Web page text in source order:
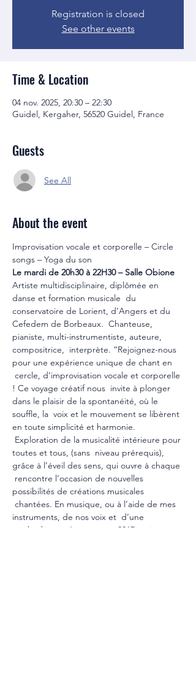
Registration is closed
See other events
Time & Location
04 nov. 2025, 20:30 – 22:30
Guidel, Kergaher, 56520 Guidel, France
Guests
See All
About the event
Improvisation vocale et corporelle – Circle
songs – Yoga du son
Le mardi de 20h30 à 22H30 – Salle Obione
Artiste multidisciplinaire, diplômée en
danse et formation musicale  du
conservatoire de Lorient, d’Angers et du
Cefedem de Borbeaux.  Chanteuse,
pianiste, multi-instrumentiste, auteure,
compositrice,  interprète. “Rejoignez-nous
pour une expérience unique de chant en
cercle, d’improvisation vocale et corporelle
! Ce voyage créatif nous  invite à plonger
dans le plaisir de la spontanéité, où le
souffle, la  voix et le mouvement se libèrent
en toute simplicité et harmonie.
Exploration de la musicalité intérieure pour
toutes et tous, (sans  niveau prérequis),
grâce à l’éveil des sens, qui ouvre à chaque
rencontre l’occasion de nouvelles
possibilités de créations musicales
chantées. En musique, ou à l’aide de mes
instruments, de nos voix et  d’une
méthode que j’ai créée en 2017, qui repose